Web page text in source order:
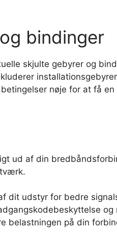
bindinger
skjulte gebyrer og
nøje for at få
ud af din
dit udstyr for bedre
belastningen på din